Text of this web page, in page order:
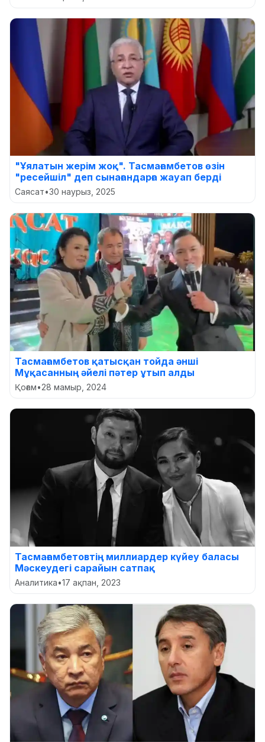
"Ұялатын жерім жоқ". Тасмағамбетов өзін
"ресейшіл" деп сынағандарға жауап берді
Саясат•30 наурыз, 2025
Тасмағамбетов қатысқан тойда әнші
Мұқасанның әйелі пәтер ұтып алды
Қоғам•28 мамыр, 2024
Тасмағамбетовтің миллиардер күйеу баласы
Мәскеудегі сарайын сатпақ
Аналитика•17 ақпан, 2023